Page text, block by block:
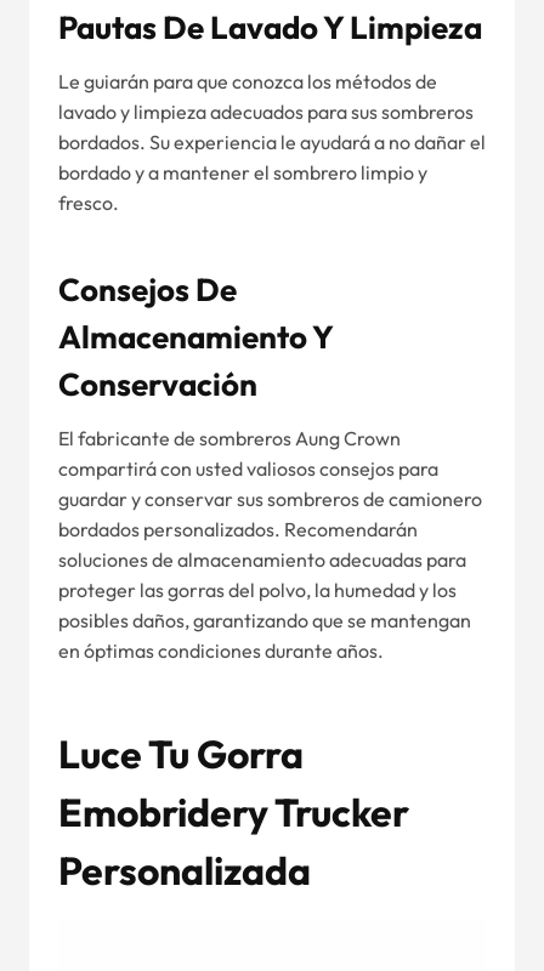
Pautas De Lavado Y Limpieza
Le guiarán para que conozca los métodos de
lavado y limpieza adecuados para sus sombreros
bordados. Su experiencia le ayudará a no dañar el
bordado y a mantener el sombrero limpio y
fresco.
Consejos De
Almacenamiento Y
Conservación
El fabricante de sombreros Aung Crown
compartirá con usted valiosos consejos para
guardar y conservar sus sombreros de camionero
bordados personalizados. Recomendarán
soluciones de almacenamiento adecuadas para
proteger las gorras del polvo, la humedad y los
posibles daños, garantizando que se mantengan
en óptimas condiciones durante años.
Luce Tu Gorra
Emobridery Trucker
Personalizada